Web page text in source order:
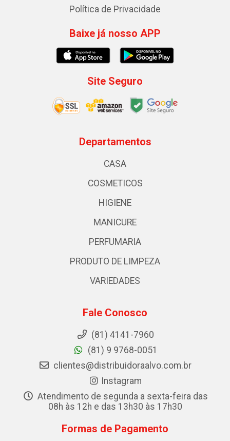
Política de Privacidade
Baixe já nosso APP
Site Seguro
Departamentos
CASA
COSMETICOS
HIGIENE
MANICURE
PERFUMARIA
PRODUTO DE LIMPEZA
VARIEDADES
Fale Conosco
(81) 4141-7960
(81) 9 9768-0051
clientes@distribuidoraalvo.com.br
Instagram
Atendimento de segunda a sexta-feira das
08h às 12h e das 13h30 às 17h30
Formas de Pagamento